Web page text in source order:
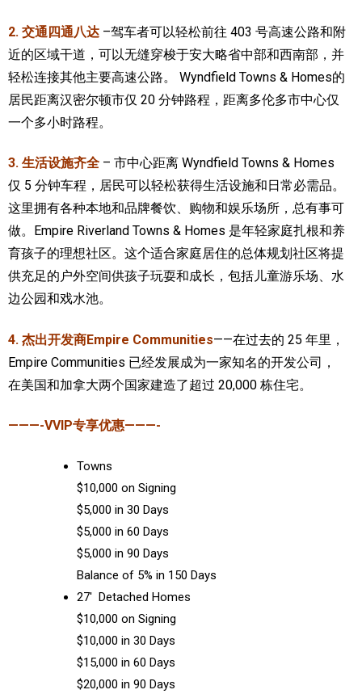
2. 交通四通八达 –驾车者可以轻松前往 403 号高速公路和附
近的区域干道，可以无缝穿梭于安大略省中部和西南部，并
轻松连接其他主要高速公路。 Wyndfield Towns & Homes的
居民距离汉密尔顿市仅 20 分钟路程，距离多伦多市中心仅
一个多小时路程。
3. 生活设施齐全 – 市中心距离 Wyndfield Towns & Homes
仅 5 分钟车程，居民可以轻松获得生活设施和日常必需品。
这里拥有各种本地和品牌餐饮、购物和娱乐场所，总有事可
做。
Empire Riverland Towns & Homes 是年轻家庭扎根和养
育孩子的理想社区。这个适合家庭居住的总体规划社区将提
供充足的户外空间供孩子玩耍和成长，包括儿童游乐场、水
边公园和戏水池。
4. 杰出开发商Empire Communities——在过去的 25 年里，
Empire Communities 已经发展成为一家知名的开发公司，
在美国和加拿大两个国家建造了超过 20,000 栋住宅。
———-VVIP专享优惠———-
Towns
$10,000 on Signing
$5,000 in 30 Days
$5,000 in 60 Days
$5,000 in 90 Days
Balance of 5% in 150 Days
27′ Detached Homes
$10,000 on Signing
$10,000 in 30 Days
$15,000 in 60 Days
$20,000 in 90 Days